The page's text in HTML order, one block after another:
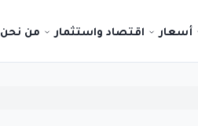
أسعار اقتصاد واستثمار من نحن